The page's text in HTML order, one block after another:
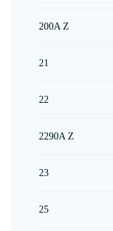
200A Z
21
22
2290A Z
23
25